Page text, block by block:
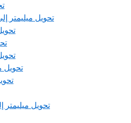
تحويل ميليمتر
تحويل
تحويل ميليمتر